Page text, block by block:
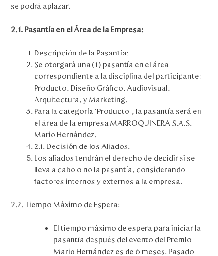
se podrá aplazar.
2. 1. Pasantía en el Área de la Empresa:
Descripción de la Pasantía:
Se otorgará una (1) pasantía en el área
correspondiente a la disciplina del participante:
Producto, Diseño Gráfico, Audiovisual,
Arquitectura, y Marketing.
Para la categoría “Producto”, la pasantía será en
el área de la empresa MARROQUINERA S.A.S.
Mario Hernández.
2.1. Decisión de los Aliados:
Los aliados tendrán el derecho de decidir si se
lleva a cabo o no la pasantía, considerando
factores internos y externos a la empresa.
2.2. Tiempo Máximo de Espera:
El tiempo máximo de espera para iniciar la
pasantía después del evento del Premio
Mario Hernández es de 6 meses. Pasado